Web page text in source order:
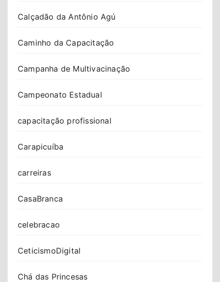
Calçadão da Antônio Agú
Caminho da Capacitação
Campanha de Multivacinação
Campeonato Estadual
capacitação profissional
Carapicuíba
carreiras
CasaBranca
celebracao
CeticismoDigital
Chá das Princesas